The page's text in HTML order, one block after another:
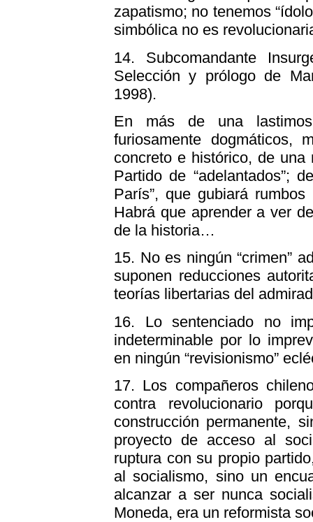
zapatismo; no tenemos
simbólica no es
14. Subcomandante
Selección y prólogo de
1998).
En más de una
furiosamente dogmáticos,
concreto e histórico, de
Partido de “adelantados”;
París”, que gubiará
Habrá que aprender a ver
de la historia…
15. No es ningún “crimen”
suponen reducciones
teorías libertarias del
16. Lo sentenciado no
indeterminable por lo
en ningún “revisionismo”
17. Los compañeros
contra revolucionario
construcción permanente,
proyecto de acceso al
ruptura con su propio
al socialismo, sino un
alcanzar a ser nunca
Moneda, era un reformista